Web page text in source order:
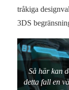
tråkiga
3DS
Så här kan
detta fall en